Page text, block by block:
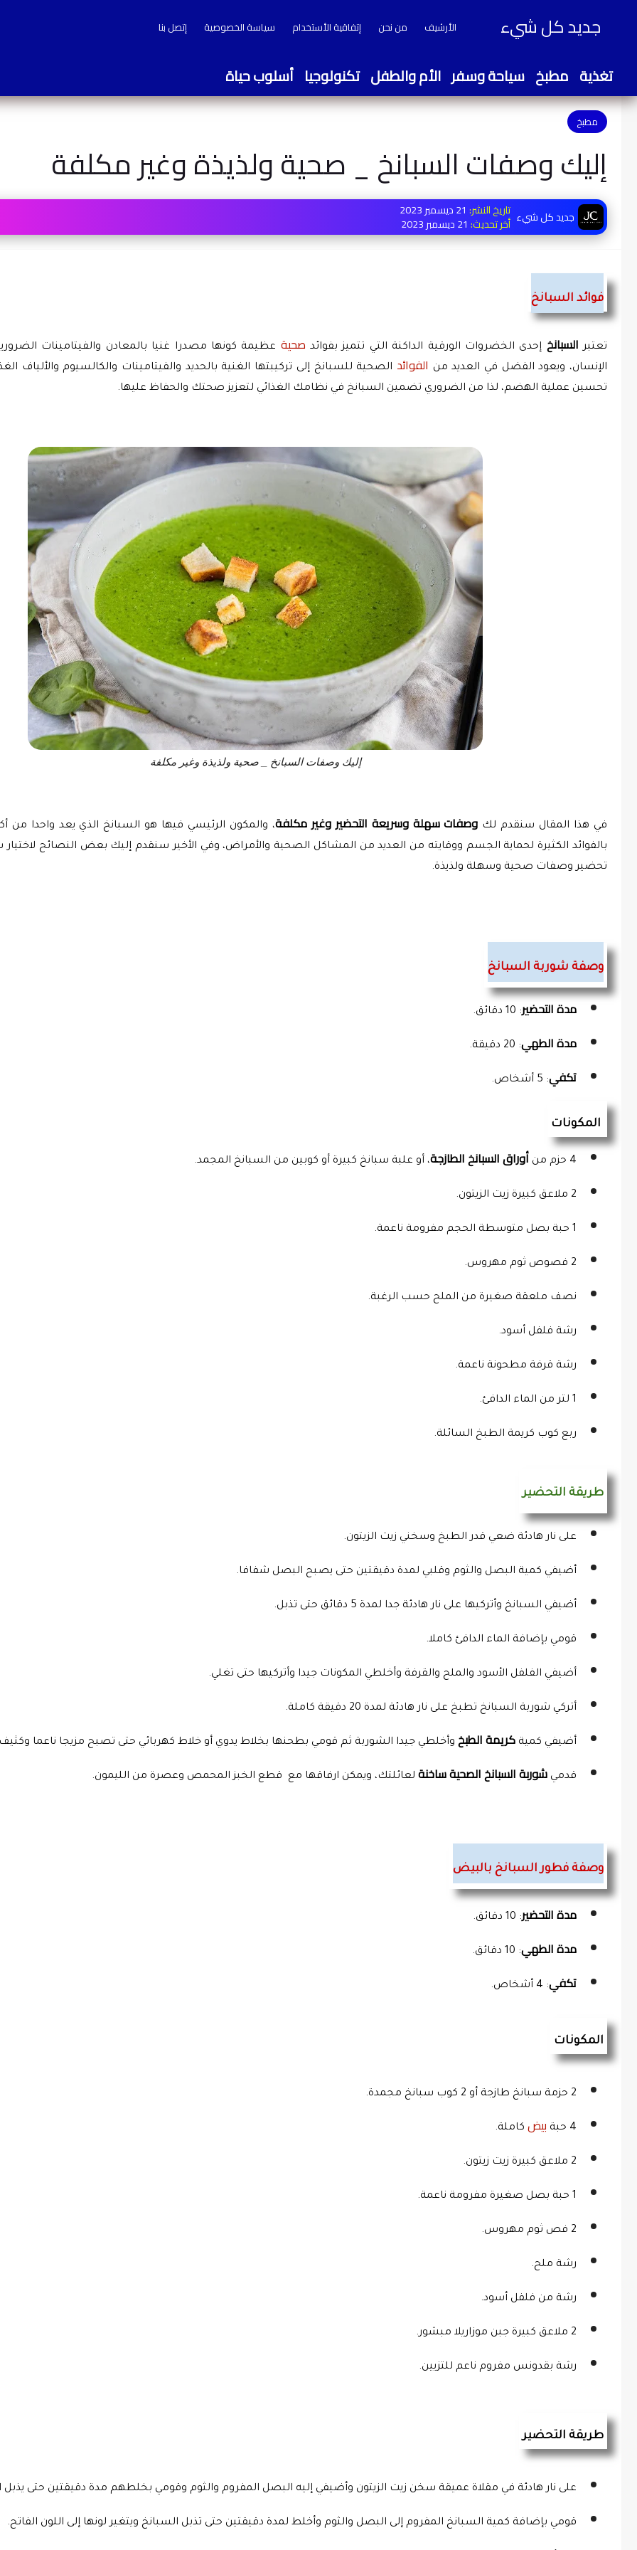
جديد كل شيء الأرشيف من نحن إتفاقية الأستخدام سياسة الخصوصية إتصل بنا
تغذية مطبخ سياحة وسفر الأم والطفل تكنولوجيا أسلوب حياة
مطبخ
إليك وصفات السبانخ _ صحية ولذيذة وغير مكلفة
جديد كل شيء تاريخ النشر:
أخر تحديث:
فوائد السبانخ
تعتبر السبانخ إحدى الخضروات الورقية الداكنة التي تتميز بفوائد صحية
الإنسان، ويعود الفضل في العديد من الفوائد
تحسين عملية الهضم، لذا من الضروري تضمين السبانخ في نظامك الغذائي لتعزيز صحتك والحفاظ عليها.
إليك وصفات السبانخ _ صحية ولذيذة وغير مكلفة
في هذا المقال سنقدم لك وصفات سهلة وسريعة التحضير وغير مكلفة
تحضير وصفات صحية وسهلة ولذيذة.
وصفة شوربة السبانخ
مدة التحضير: 10 دقائق.
مدة الطهي: 20 دقيقة.
تكفي: 5 أشخاص.
المكونات
4 حزم من أوراق السبانخ الطازجة، أو علبة سبانخ كبيرة أو كوبين من السبانخ المجمد.
2 ملاعق كبيرة زيت الزيتون.
1 حبة بصل متوسطة الحجم مفرومة ناعمة.
2 فصوص ثوم مهروس.
نصف ملعقة صغيرة من الملح حسب الرغبة.
رشة فلفل أسود.
رشة قرفة مطحونة ناعمة.
1 لتر من الماء الدافئ.
ربع كوب كريمة الطبخ السائلة.
طريقة التحضير
على نار هادئة ضعي قدر الطبخ وسخني زيت الزيتون.
أضيفي كمية البصل والثوم وقلبي لمدة دقيقتين حتى يصبح البصل شفافا.
أضيفي السبانخ وأتركيها على نار هادئة جدا لمدة 5 دقائق حتى تذبل.
قومي بإضافة الماء الدافئ كاملا.
أضيفي الفلفل الأسود والملح والقرفة وأخلطي المكونات جيدا وأتركيها حتى تغلي.
أتركي شوربة السبانخ تطبخ على نار هادئة لمدة 20 دقيقة كاملة.
أضيفي كمية كريمة الطبخ وأخلطي جيدا الشوربة ثم قومي بطحنها بخلاط يدوي أو خلاط كهربائي حتى تصبح مزيجا ناعما وكثيف
قدمي شوربة السبانخ الصحية ساخنة لعائلتك، ويمكن ارفاقها مع  قطع الخبز المحمص وعصرة من الليمون.
وصفة فطور السبانخ بالبيض
مدة التحضير: 10 دقائق.
مدة الطهي: 10 دقائق.
تكفي: 4 أشخاص.
المكونات
2 حزمة سبانخ طازجة أو 2 كوب سبانخ مجمدة.
4 حبة بيض كاملة.
2 ملاعق كبيرة زيت زيتون.
1 حبة بصل صغيرة مفرومة ناعمة.
2 فص ثوم مهروس.
رشة ملح.
رشة من فلفل أسود.
2 ملاعق كبيرة جبن موزاريلا مبشور.
رشة بقدونس مفروم ناعم للتزيين.
طريقة التحضير
على نار هادئة في مقلاة عميقة سخن زيت الزيتون وأضيفي إليه البصل المفروم والثوم وقومي بخلطهم مدة دقيقتين حتى يذبل
قومي بإضافة كمية السبانخ المفروم إلى البصل والثوم وأخلط لمدة دقيقتين حتى تذبل السبانخ ويتغير لونها إلى اللون الفاتح.